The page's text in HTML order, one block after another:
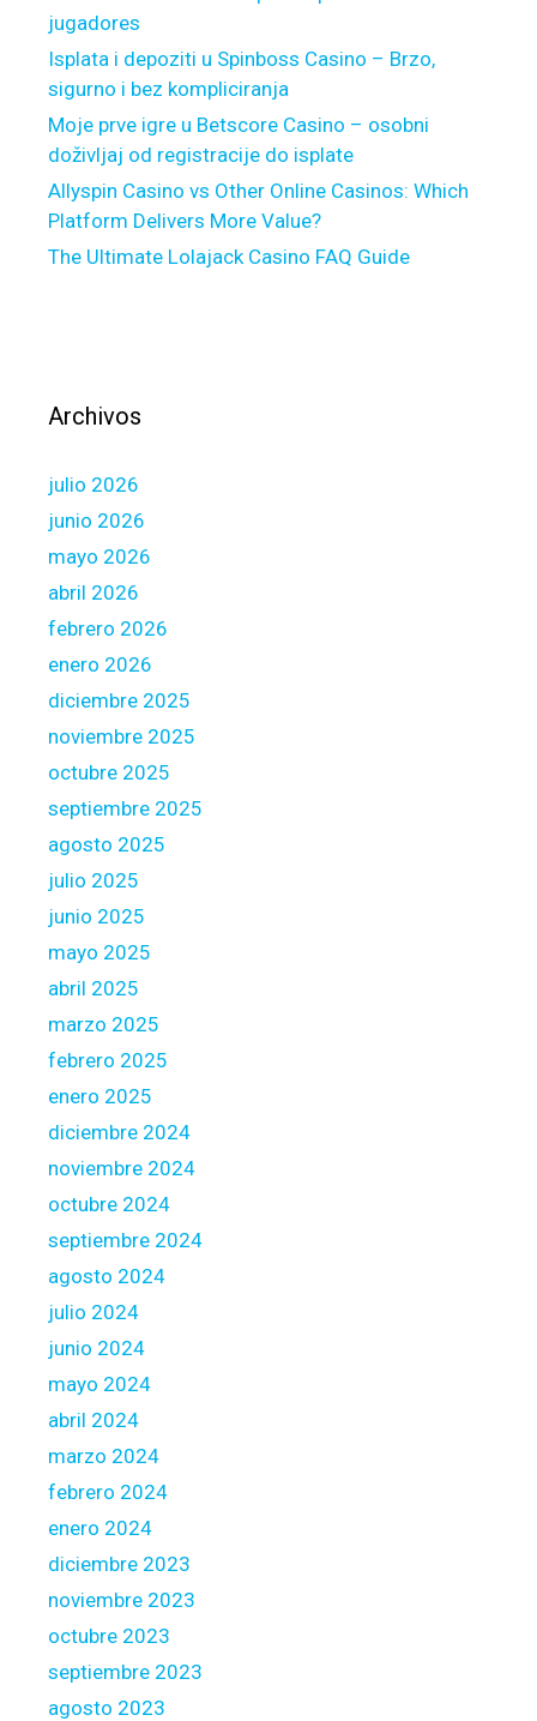
a
c
h
a
c
h
u
n
h
n
f
r
p
l
a
n
e
K
W
n
a
l
k
n
a
ć
r
z
y
r
z
e
d
ż
y
m
i
s
z
k
i
a
?
jugadores
Isplata i depoziti u Spinboss Casino – Brzo,
sigurno i bez kompliciranja
Moje prve igre u Betscore Casino – osobni
doživljaj od registracije do isplate
Allyspin Casino vs Other Online Casinos: Which
Platform Delivers More Value?
The Ultimate Lolajack Casino FAQ Guide
Archivos
julio 2026
junio 2026
mayo 2026
abril 2026
febrero 2026
enero 2026
diciembre 2025
noviembre 2025
octubre 2025
septiembre 2025
agosto 2025
julio 2025
junio 2025
mayo 2025
abril 2025
marzo 2025
febrero 2025
enero 2025
diciembre 2024
noviembre 2024
octubre 2024
septiembre 2024
agosto 2024
julio 2024
junio 2024
mayo 2024
abril 2024
marzo 2024
febrero 2024
enero 2024
diciembre 2023
noviembre 2023
octubre 2023
septiembre 2023
agosto 2023